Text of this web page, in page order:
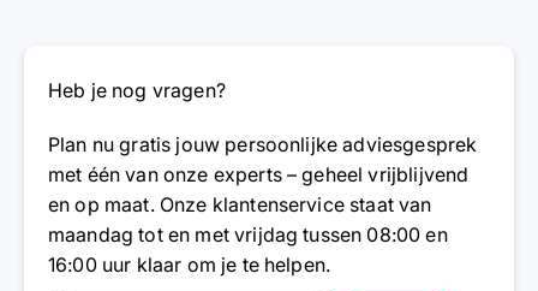
Heb je nog vragen?
Plan nu gratis jouw persoonlijke adviesgesprek
met één van onze experts – geheel vrijblijvend
en op maat. Onze klantenservice staat van
maandag tot en met vrijdag tussen 08:00 en
16:00 uur klaar om je te helpen.